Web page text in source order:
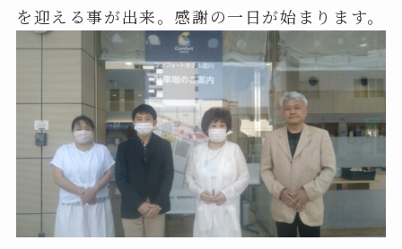
を迎える事が出来。感謝の一日が始まります。